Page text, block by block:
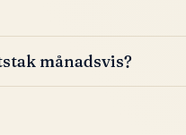
månadsvis?